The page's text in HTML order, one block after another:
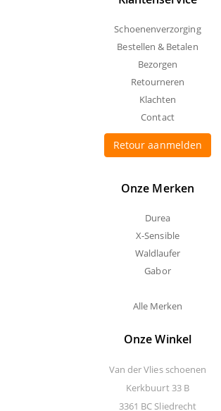
Schoenenverzorging
Bestellen & Betalen
Bezorgen
Retourneren
Klachten
Contact
Retour aanmelden
Onze Merken
Durea
X-Sensible
Waldlaufer
Gabor
Alle Merken
Onze Winkel
Van der Vlies schoenen
Kerkbuurt 33 B
3361 BC Sliedrecht